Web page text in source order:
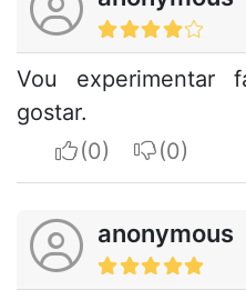
Vou experimentar
gostar.
I apreciateI do not
anonymous